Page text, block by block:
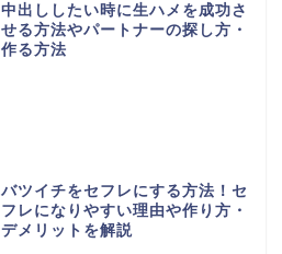
中出ししたい時に生ハメを成功さ
せる方法やパートナーの探し方・
作る方法
バツイチをセフレにする方法！セ
フレになりやすい理由や作り方・
デメリットを解説